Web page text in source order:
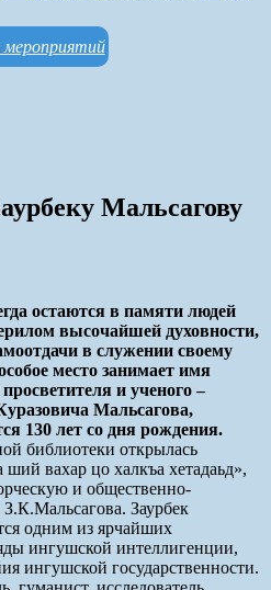
Мальсагову
остаются в памяти людей
высочайшей духовности,
в служении своему
место занимает имя
и ученого –
Мальсагова,
130 лет со дня рождения.
библиотеки открылась
вахар цо халкъа хетадаьд»,
и общественно-
Заурбек
одним из ярчайших
ингушской интеллигенции,
ингушской государственности.